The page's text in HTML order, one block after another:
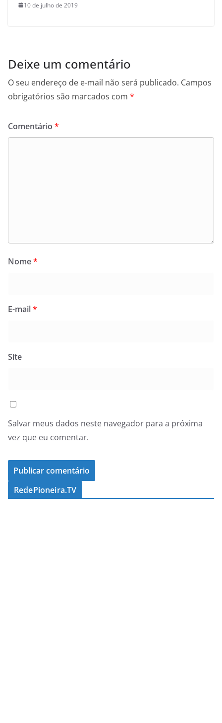
10 de julho de 2019
Deixe um comentário
O seu endereço de e-mail não será publicado. Campos
obrigatórios são marcados com *
Comentário *
Nome*
E-mail*
Site
Salvar meus dados neste navegador para a próxima
vez que eu comentar.
RedePioneira.TV